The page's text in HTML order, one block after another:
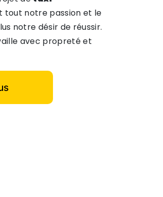
tout notre passion et le
notre désir de réussir.
avec propreté et